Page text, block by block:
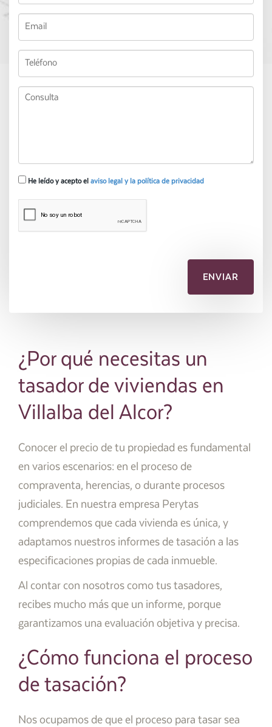
He leído y acepto el aviso legal y la política de privacidad
¿Por qué necesitas un
tasador de viviendas en
Villalba del Alcor?
Conocer el precio de tu propiedad es fundamental
en varios escenarios: en el proceso de
compraventa, herencias, o durante procesos
judiciales. En nuestra empresa Perytas
comprendemos que cada vivienda es única, y
adaptamos nuestros informes de tasación a las
especificaciones propias de cada inmueble.
Al contar con nosotros como tus tasadores,
recibes mucho más que un informe, porque
garantizamos una evaluación objetiva y precisa.
¿Cómo funciona el proceso
de tasación?
Nos ocupamos de que el proceso para tasar sea